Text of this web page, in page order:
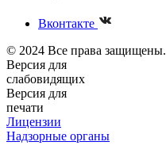
Вконтакте
© 2024 Все права защищены.
Версия для
слабовидящих
Версия для
печати
Лицензии
Надзорные органы